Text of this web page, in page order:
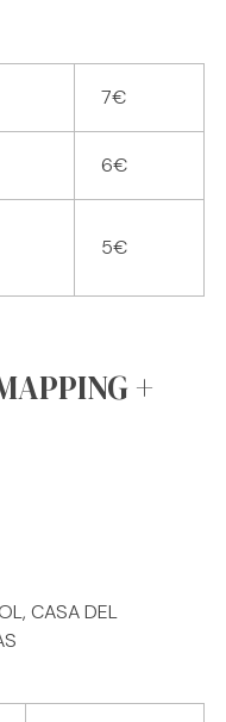
7€
6€
5€
+
CASA DEL